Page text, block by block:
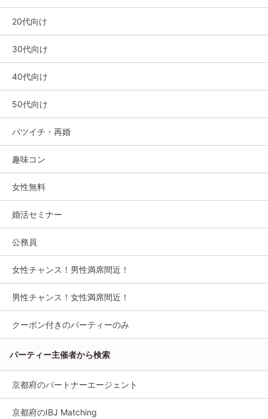
20代向け
30代向け
40代向け
50代向け
バツイチ・再婚
趣味コン
女性無料
婚活セミナー
公務員
女性チャンス！男性満席間近！
男性チャンス！女性満席間近！
クーポン付きのパーティーのみ
パーティー主催者から検索
京都府のパートナーエージェント
京都府のIBJ Matching